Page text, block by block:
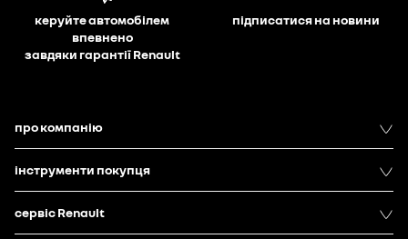
керуйте автомобілем
впевнено
завдяки гарантії Renault
підписатися на новини
про компанію
інструменти покупця
сервіс Renault